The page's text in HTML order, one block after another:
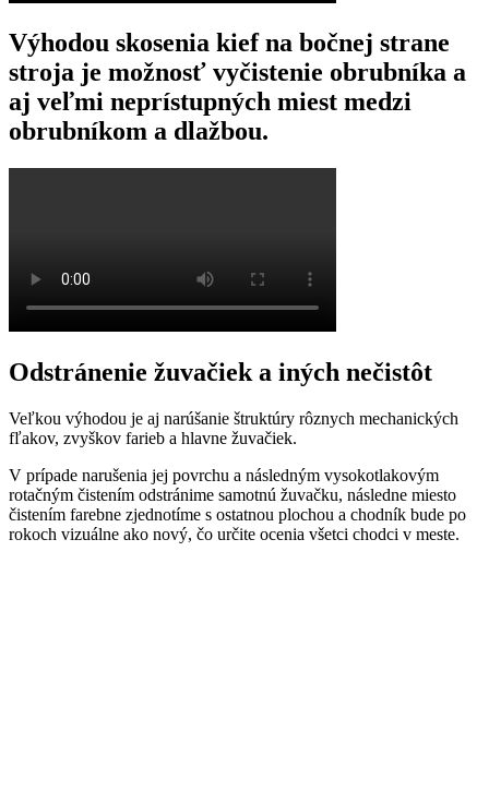
Výhodou skosenia kief na bočnej strane
stroja je možnosť vyčistenie obrubníka a
aj veľmi neprístupných miest medzi
obrubníkom a dlažbou.
Odstránenie žuvačiek a iných nečistôt
Veľkou výhodou je aj narúšanie štruktúry rôznych mechanických
fľakov, zvyškov farieb a hlavne žuvačiek.
V prípade narušenia jej povrchu a následným vysokotlakovým
rotačným čistením odstránime samotnú žuvačku, následne miesto
čistením farebne zjednotíme s ostatnou plochou a chodník bude po
rokoch vizuálne ako nový, čo určite ocenia všetci chodci v meste.